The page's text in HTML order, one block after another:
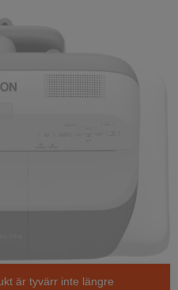
är tyvärr inte längre